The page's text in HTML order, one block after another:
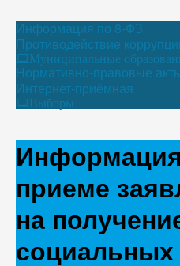
Информация по 8-ФЗ
Противодействие
Муниципальные
Нормативно-правовые
Интернет-приёмная
Выборы
приеме
на
социальных